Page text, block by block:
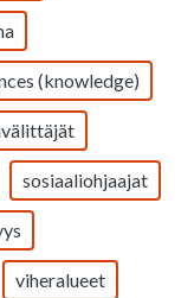
(knowledge)
sosiaaliohjaajat
viheralueet